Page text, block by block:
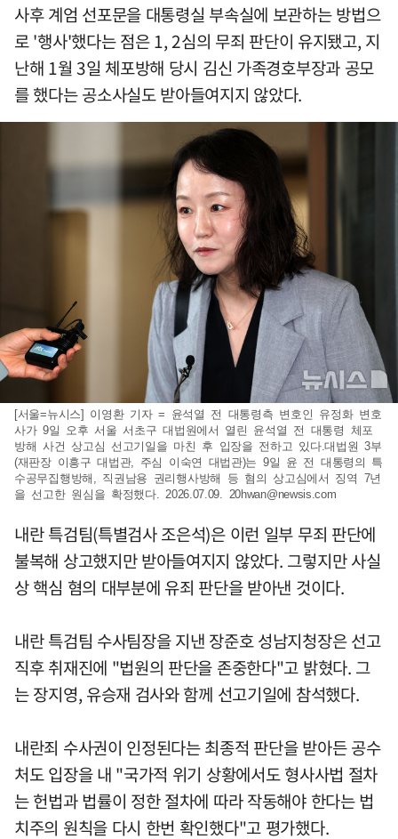
사후 계엄 선포문을 대통령실 부속실에 보관하는 방법으
로 '행사'했다는 점은 1, 2심의 무죄 판단이 유지됐고, 지
난해 1월 3일 체포방해 당시 김신 가족경호부장과 공모
를 했다는 공소사실도 받아들여지지 않았다.
[서울=뉴시스] 이영환 기자 = 윤석열 전 대통령측 변호인 유정화 변호
사가 9일 오후 서울 서초구 대법원에서 열린 윤석열 전 대통령 체포
방해 사건 상고심 선고기일을 마친 후 입장을 전하고 있다.대법원 3부
(재판장 이흥구 대법관, 주심 이숙연 대법관)는 9일 윤 전 대통령의 특
수공무집행방해, 직권남용 권리행사방해 등 혐의 상고심에서 징역 7년
을 선고한 원심을 확정했다. 2026.07.09. 20hwan@newsis.com
내란 특검팀(특별검사 조은석)은 이런 일부 무죄 판단에
불복해 상고했지만 받아들여지지 않았다. 그렇지만 사실
상 핵심 혐의 대부분에 유죄 판단을 받아낸 것이다.
내란 특검팀 수사팀장을 지낸 장준호 성남지청장은 선고
직후 취재진에 "법원의 판단을 존중한다"고 밝혔다. 그
는 장지영, 유승재 검사와 함께 선고기일에 참석했다.
내란죄 수사권이 인정된다는 최종적 판단을 받아든 공수
처도 입장을 내 "국가적 위기 상황에서도 형사사법 절차
는 헌법과 법률이 정한 절차에 따라 작동해야 한다는 법
치주의 원칙을 다시 한번 확인했다"고 평가했다.